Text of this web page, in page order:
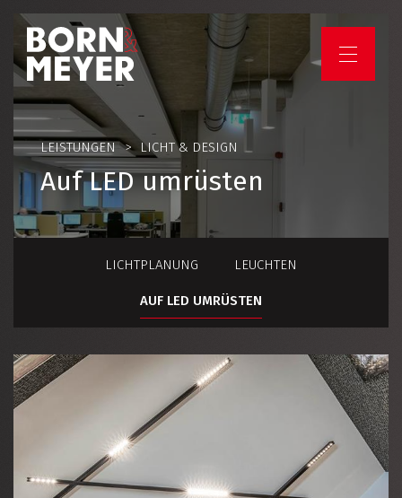
Home
DE | FR
UNTERNEHMEN
LEISTUNGEN
PROJEKTE
JOBS & KARRIERE
IHR PROJEKT
LICHTPLANUNG LEUCHTEN
AUF LED UMRÜSTEN
LEISTUNGEN LICHT & DESIGN
Auf LED umrüsten